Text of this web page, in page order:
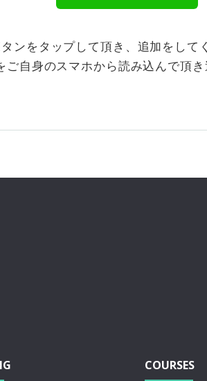
ンをタップして頂き、追加をして
ご自身のスマホから読み込んで頂
COURSES